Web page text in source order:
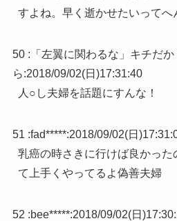
すよね。早く逝かせたいってへ
50 : 「左翼に関わるな」キチだか
ら:2018/09/02(日)17:31:40
人○し夫婦を話題にすんな！
51 :fad*****:2018/09/02(日
乳癌の時さきに行けば良かっ
て上手くやってるよ偽善夫婦
52 :bee*****:2018/09/02(日